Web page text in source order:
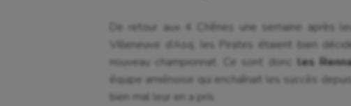
De retour aux 4 Chênes une semaine après
Villeneuve d’Asq, les Pirates étaient bien
nouveau championnat. Ce sont donc les
équipe amiénoise qui enchaînait les succès
bien mal leur en a pris.